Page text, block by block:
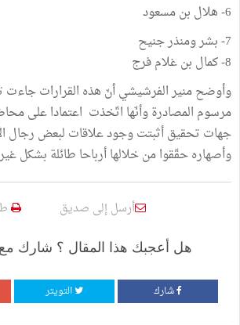
6- هلال بن مسعود
7- بشر ومنذر جنيح
8- كمال بن غلام فرج
وأوضح منير الفرشيشي أنّ هذه القرارات جاءت
مرسوم المصادرة وأنّها اتّخذت اعتمادا على
جهات تحقيق أثبتت وجود علاقات لبعض رجال
وأصهاره حقّقوا من خلالها أرباحا طائلة بشكل
أرسل إلى صديق
هل أعجبك هذا المقال ؟ شارك
شارك التويتر